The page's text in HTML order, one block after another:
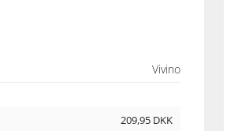
Vivino
209,95 DKK